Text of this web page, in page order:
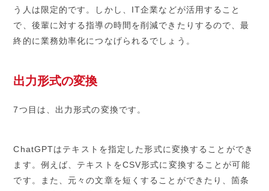
う人は限定的です。しかし、IT企業などが活用すること
で、後輩に対する指導の時間を削減できたりするので、最
終的に業務効率化につなげられるでしょう。
出力形式の変換
7つ目は、出力形式の変換です。
ChatGPTはテキストを指定した形式に変換することができ
ます。例えば、テキストをCSV形式に変換することが可能
です。また、元々の文章を短くすることができたり、箇条